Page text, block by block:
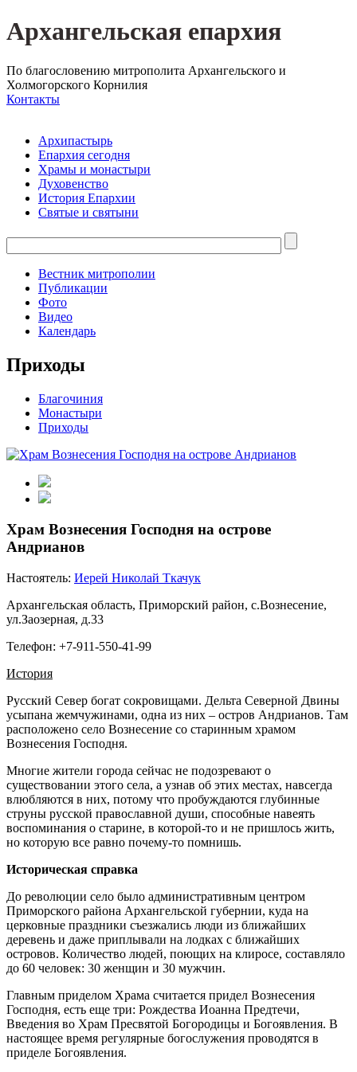
Архангельская епархия
По благословению митрополита Архангельского и
Холмогорского Корнилия
Контакты
Архипастырь
Епархия сегодня
Храмы и монастыри
Духовенство
История Епархии
Святые и святыни
Вестник митрополии
Публикации
Фото
Видео
Календарь
Приходы
Благочиния
Монастыри
Приходы
Храм Вознесения Господня на острове
Андрианов
Настоятель: Иерей Николай Ткачук
Архангельская область, Приморский район, с.Вознесение,
ул.Заозерная, д.33
Телефон: +7-911-550-41-99
История
Русский Север богат сокровищами. Дельта Северной Двины
усыпана жемчужинами, одна из них – остров Андрианов. Там
расположено село Вознесение со старинным храмом
Вознесения Господня.
Многие жители города сейчас не подозревают о
существовании этого села, а узнав об этих местах, навсегда
влюбляются в них, потому что пробуждаются глубинные
струны русской православной души, способные навеять
воспоминания о старине, в которой-то и не пришлось жить,
но которую все равно почему-то помнишь.
Историческая справка
До революции село было административным центром
Приморского района Архангельской губернии, куда на
церковные праздники съезжались люди из ближайших
деревень и даже приплывали на лодках с ближайших
островов. Количество людей, поющих на клиросе, составляло
до 60 человек: 30 женщин и 30 мужчин.
Главным приделом Храма считается придел Вознесения
Господня, есть еще три: Рождества Иоанна Предтечи,
Введения во Храм Пресвятой Богородицы и Богоявления. В
настоящее время регулярные богослужения проводятся в
приделе Богоявления.